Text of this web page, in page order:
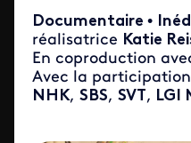
Documentaire •
réalisatrice Katie
En coproduction
Avec la
NHK, SBS, SVT, LGI